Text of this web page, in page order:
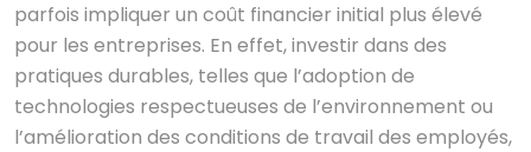
parfois impliquer un coût financier initial plus élevé
pour les entreprises. En effet, investir dans des
pratiques durables, telles que l’adoption de
technologies respectueuses de l’environnement ou
l’amélioration des conditions de travail des employés,